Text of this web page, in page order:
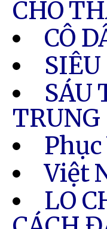
CHO
CÔ
SÁU
TRUNG
Việt
LO